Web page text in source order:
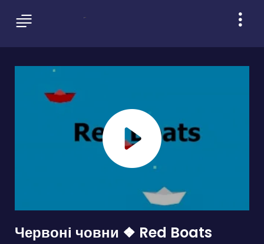
Червоні човни ❖ Red Boats